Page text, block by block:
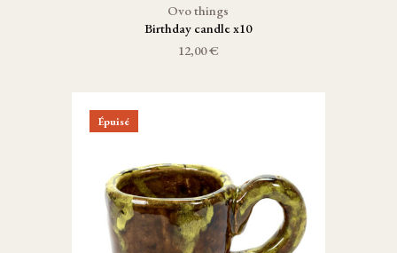
Ovo things
Birthday candle x10
12,00 €
Épuisé